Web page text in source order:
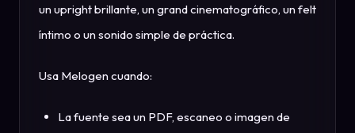
un upright brillante, un grand cinematográfico, un felt
íntimo o un sonido simple de práctica.
Usa Melogen cuando:
La fuente sea un PDF, escaneo o imagen de